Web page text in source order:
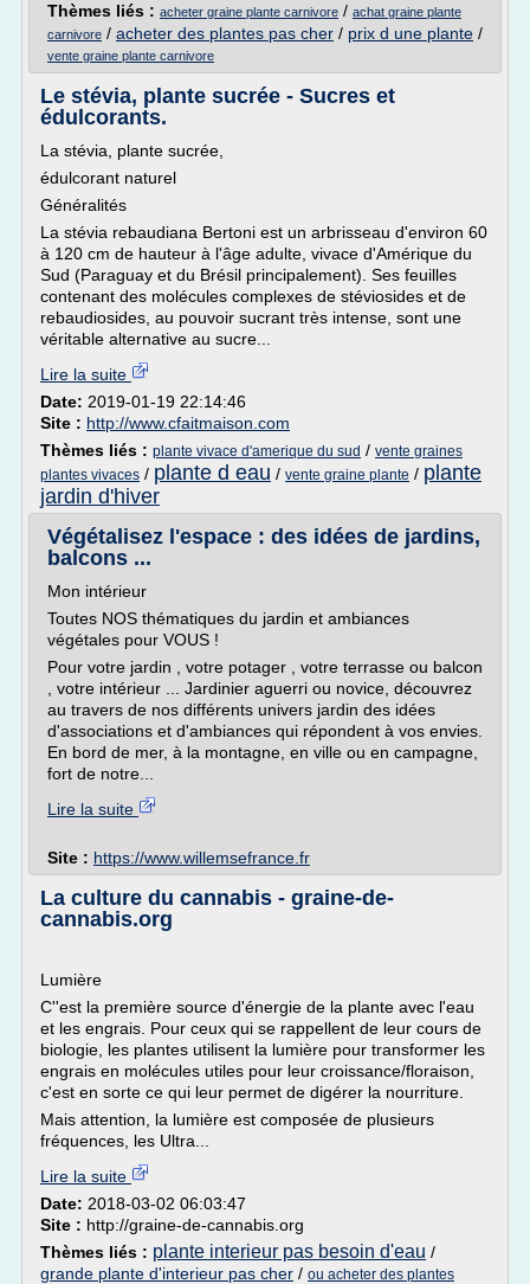
Thèmes liés : acheter graine plante carnivore / achat graine plante
carnivore / acheter des plantes pas cher / prix d une plante /
vente graine plante carnivore
Le stévia, plante sucrée - Sucres et
édulcorants.
La stévia, plante sucrée,
édulcorant naturel
Généralités
La stévia rebaudiana Bertoni est un arbrisseau d'environ 60
à 120 cm de hauteur à l'âge adulte, vivace d'Amérique du
Sud (Paraguay et du Brésil principalement). Ses feuilles
contenant des molécules complexes de stéviosides et de
rebaudiosides, au pouvoir sucrant très intense, sont une
véritable alternative au sucre...
Lire la suite
Date: 2019-01-19 22:14:46
Site : http://www.cfaitmaison.com
Thèmes liés : plante vivace d'amerique du sud / vente graines
plantes vivaces / plante d eau / vente graine plante / plante
jardin d'hiver
Végétalisez l'espace : des idées de jardins,
balcons ...
Mon intérieur
Toutes NOS thématiques du jardin et ambiances
végétales pour VOUS !
Pour votre jardin , votre potager , votre terrasse ou balcon
, votre intérieur ... Jardinier aguerri ou novice, découvrez
au travers de nos différents univers jardin des idées
d'associations et d'ambiances qui répondent à vos envies.
En bord de mer, à la montagne, en ville ou en campagne,
fort de notre...
Lire la suite
Site : https://www.willemsefrance.fr
La culture du cannabis - graine-de-
cannabis.org
Lumière
C''est la première source d'énergie de la plante avec l'eau
et les engrais. Pour ceux qui se rappellent de leur cours de
biologie, les plantes utilisent la lumière pour transformer les
engrais en molécules utiles pour leur croissance/floraison,
c'est en sorte ce qui leur permet de digérer la nourriture.
Mais attention, la lumière est composée de plusieurs
fréquences, les Ultra...
Lire la suite
Date: 2018-03-02 06:03:47
Site : http://graine-de-cannabis.org
Thèmes liés : plante interieur pas besoin d'eau /
grande plante d'interieur pas cher / ou acheter des plantes